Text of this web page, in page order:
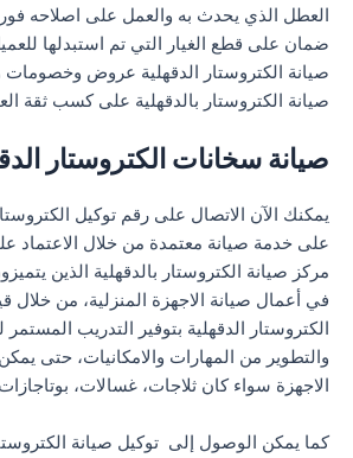
العطل الذي يحدث به والعمل على اصلاحه
ضمان على قطع الغيار التي تم استبدلها
صيانة الكتروستار الدقهلية عروض وخصومات
صيانة الكتروستار بالدقهلية على كسب ثقة
صيانة سخانات الكتروستار
يمكنك الآن الاتصال على رقم توكيل
على خدمة صيانة معتمدة من خلال الاعتماد
مركز صيانة الكتروستار بالدقهلية الذين
في أعمال صيانة الاجهزة المنزلية، من خلال
الكتروستار الدقهلية بتوفير التدريب المستمر
والتطوير من المهارات والامكانيات، حتى
الاجهزة سواء كان ثلاجات، غسالات،
كما يمكن الوصول إلى توكيل صيانة